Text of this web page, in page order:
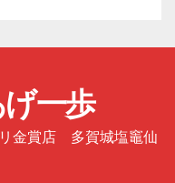
一歩
金賞店 多賀城塩竈仙